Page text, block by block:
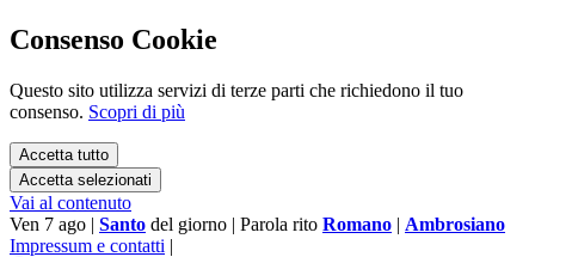
Consenso Cookie
Questo sito utilizza servizi di terze parti che richiedono il tuo
consenso. Scopri di più
Accetta tutto
Accetta selezionati
Vai al contenuto
Ven 7 ago | Santo del giorno | Parola rito Romano | Ambrosiano
Impressum e contatti |